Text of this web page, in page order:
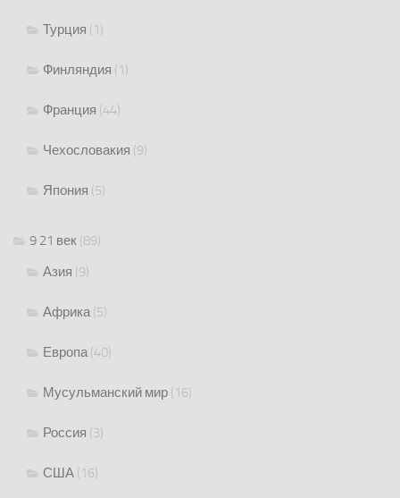
Турция (1)
Финляндия (1)
Франция (44)
Чехословакия (9)
Япония (5)
9 21 век (89)
Азия (9)
Африка(5)
Европа(40)
Мусульманский мир (16)
Россия (3)
США (16)